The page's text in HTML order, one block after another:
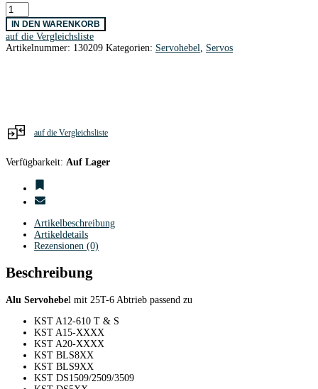
Servohebel
KST
25T-
6
/
Alu
purpur
IN DEN WARENKORB
auf die Vergleichsliste
Artikelnummer: 130209 Kategorien: Servohebel Servos
auf die Vergleichsliste
Verfügbarkeit: Auf Lager
Artikelbeschreibung
Artikeldetails
Rezensionen (0)
Beschreibung
Alu Servohebel mit 25T-6 Abtrieb passend zu
KST A12-610 T & S
KST A15-XXXX
KST A20-XXXX
KST BLS8XX
KST BLS9XX
KST DS1509/2509/3509